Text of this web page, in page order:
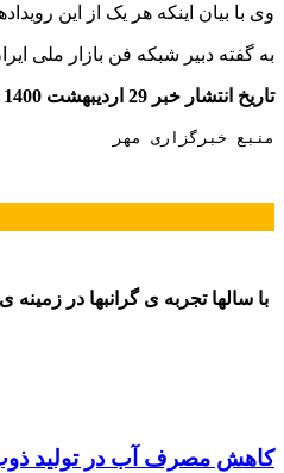
وی با بیان اینکه هر یک از این رویدادها ممکن
به گفته دبیر شبکه فن بازار ملی ایران، این صنعت با 3 استارت آپ قرارداد منعقد کرد و قرار است. این استارت
تاریخ انتشار خبر 29 اردیبهشت 1400
منبع خبرگزاری مهر
با سالها تجربه ی گرانبها در
کاهش مصرف آب در تولید